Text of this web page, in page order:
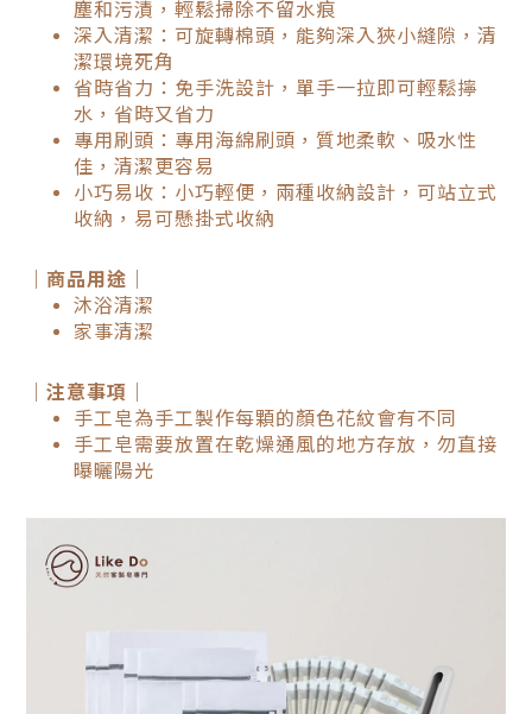
塵和污漬，輕鬆掃除不留水痕
深入清潔：可旋轉棉頭，能夠深入狹小縫隙，清
潔環境死角
省時省力：免手洗設計，單手一拉即可輕鬆擰
水，省時又省力
專用刷頭：專用海綿刷頭，質地柔軟、吸水性
佳，清潔更容易
小巧易收：小巧輕便，兩種收納設計，可站立式
收納，易可懸掛式收納
｜商品用途｜
沐浴清潔
家事清潔
｜注意事項｜
手工皂為手工製作每顆的顏色花紋會有不同
手工皂需要放置在乾燥通風的地方存放，勿直接
曝曬陽光